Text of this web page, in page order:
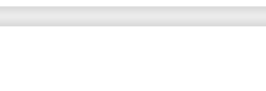
свободных
свободных